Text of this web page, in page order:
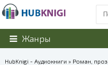
Жанры
HubKnigi - Аудиокниги » Роман,